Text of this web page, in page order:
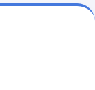
velocità